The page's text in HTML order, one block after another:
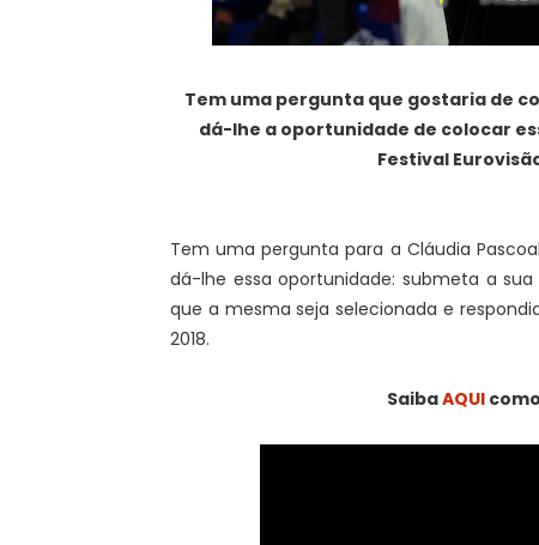
Tem uma pergunta que gostaria de
dá-lhe a oportunidade de colocar
Festival
Tem uma pergunta para a Cláudia
dá-lhe essa oportunidade: submeta a
que a mesma seja selecionada e
2018.
SaibaAQUI